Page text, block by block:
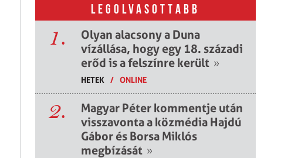
LEGOLVASOTTABB
1.
Olyan alacsony a Duna
vízállása, hogy egy 18. századi
erőd is a felszínre került »
HETEK / ONLINE
2.
Magyar Péter kommentje után
visszavonta a közmédia Hajdú
Gábor és Borsa Miklós
megbízását »